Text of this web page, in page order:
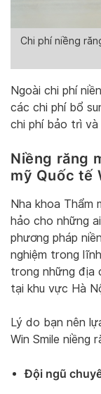
Chi phí niềng
Ngoài chi phí
các chi phí bổ
chi phí bảo trì và
Niềng răng
mỹ Quốc tế
Nha khoa Thẩm
hảo cho những
phương pháp
nghiệm trong
trong những địa
tại khu vực Hà
Lý do bạn nên
Win Smile niềng
Đội ngũ